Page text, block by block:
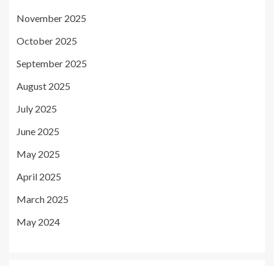
November 2025
October 2025
September 2025
August 2025
July 2025
June 2025
May 2025
April 2025
March 2025
May 2024